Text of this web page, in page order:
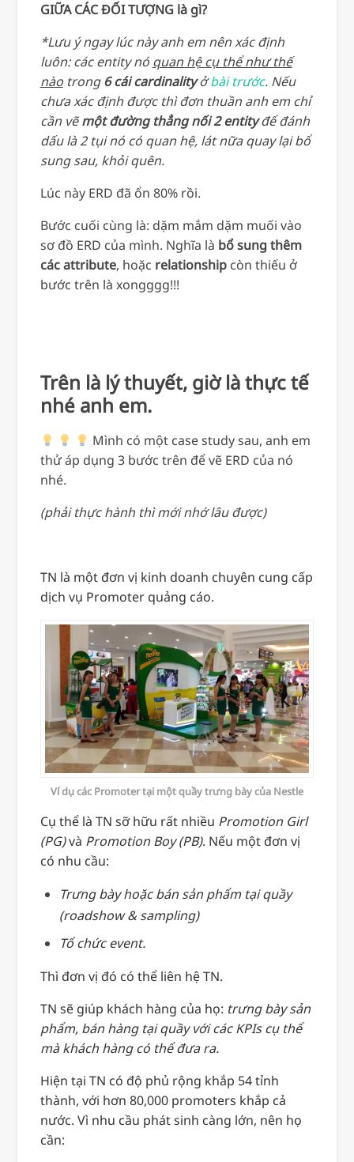
GIỮA CÁC ĐỐI TƯỢNG là gì?
*Lưu ý ngay lúc này anh em nên xác định
luôn: các entity nó quan hệ cụ thể như thế
nàotrong6 cái cardinalityởbài trước. Nếu
chưa xác định được thì đơn thuần anh em chỉ
cần vẽmột đường thẳng nối 2 entityđể đánh
dấu là 2 tụi nó có quan hệ, lát nữa quay lại bổ
sung sau, khỏi quên.
Lúc này ERD đã ổn 80% rồi.
Bước cuối cùng là: dặm mắm dặm muối vào
sơ đồ ERD của mình. Nghĩa là bổ sung thêm
các attribute, hoặc relationship còn thiếu ở
bước trên là xongggg!!!
Trên là lý thuyết, giờ là thực tế
nhé anh em.
Mình có một case study sau, anh em
thử áp dụng 3 bước trên để vẽ ERD của nó
nhé.
(phải thực hành thì mới nhớ lâu được)
TN là một đơn vị kinh doanh chuyên cung cấp
dịch vụ Promoter quảng cáo.
Ví dụ các Promoter tại một quầy trưng bày của Nestle
Cụ thể là TN sỡ hữu rất nhiều Promotion Girl
(PG)và Promotion Boy (PB). Nếu một đơn vị
có nhu cầu:
Trưng bày hoặc bán sản phẩm tại quầy
(roadshow & sampling)
Tổ chức event.
Thì đơn vị đó có thể liên hệ TN.
TN sẽ giúp khách hàng của họ: trưng bày sản
phẩm, bán hàng tại quầy với các KPIs cụ thể
mà khách hàng có thể đưa ra.
Hiện tại TN có độ phủ rộng khắp 54 tỉnh
thành, với hơn 80,000 promoters khắp cả
nước. Vì nhu cầu phát sinh càng lớn, nên họ
cần: